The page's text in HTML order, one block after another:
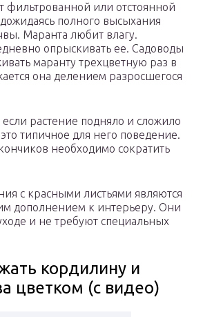
фильтрованной или отстоянной
полного высыхания
Маранта любит влагу.
опрыскивать ее. Садоводы
маранту трехцветную раз в
она делением разросшегося
если растение подняло и сложило
типичное для него поведение.
необходимо сократить
с красными листьями являются
дополнением к интерьеру. Они
и не требуют специальных
кордилину и
цветком (с видео)